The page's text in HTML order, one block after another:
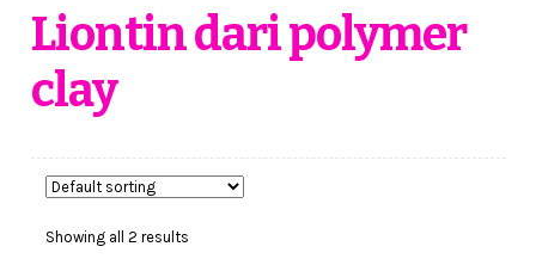
Workshop Membuat Bunga Dari Stocking
Kursus Kerajinan Tangan
Cart
Cekresi
Liontin dari polymer
clay
Showing all 2 results